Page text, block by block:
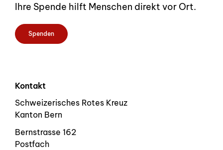
Ihre Spende hilft Menschen direkt vor Ort.
Spenden
Kontakt
Schweizerisches Rotes Kreuz
Kanton Bern
Bernstrasse 162
Postfach